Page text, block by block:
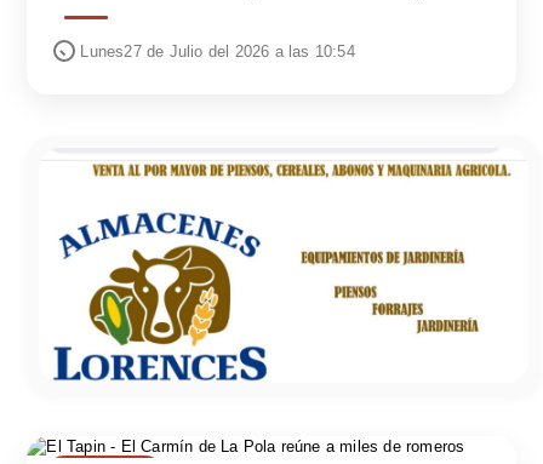
Lunes27 de Julio del 2026 a las 10:54